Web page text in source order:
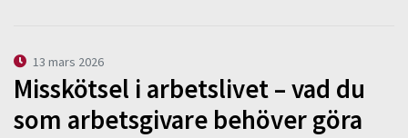
13 mars 2026
Misskötsel i arbetslivet – vad du
som arbetsgivare behöver göra